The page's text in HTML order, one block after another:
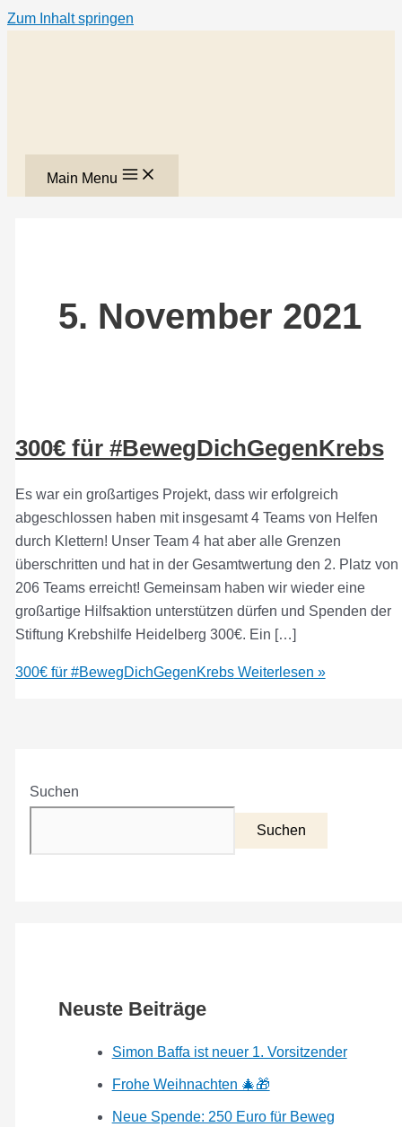
Zum Inhalt springen
Main Menu
Suchen
Suchen
Neuste Beiträge
Simon Baffa ist neuer 1. Vorsitzender
Frohe Weihnachten 🎄🎁
Neue Spende: 250 Euro für Beweg
5. November 2021
300€ für #BewegDichGegenKrebs
Es war ein großartiges Projekt, dass wir erfolgreich
abgeschlossen haben mit insgesamt 4 Teams von Helfen
durch Klettern! Unser Team 4 hat aber alle Grenzen
überschritten und hat in der Gesamtwertung den 2. Platz von
206 Teams erreicht! Gemeinsam haben wir wieder eine
großartige Hilfsaktion unterstützen dürfen und Spenden der
Stiftung Krebshilfe Heidelberg 300€. Ein […]
300€ für #BewegDichGegenKrebsWeiterlesen »